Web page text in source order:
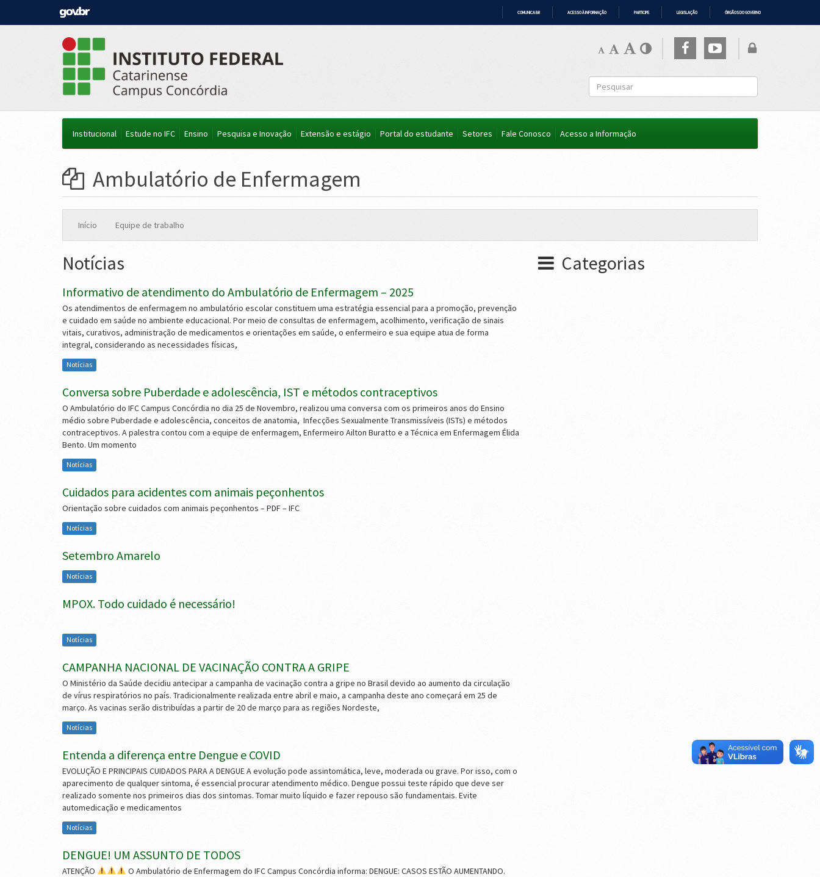
COMUNICA BR ACESSO À INFORMAÇÃO PARTICIPE LEGISLAÇÃO ÓRGÃOS DO GOVERNO
Institucional Estude no IFC Ensino Pesquisa e Inovação Extensão e estágio Portal do estudante Setores Fale Conosco Acesso a Informação
Ambulatório de Enfermagem
Início Equipe de trabalho
Notícias
Informativo de atendimento do Ambulatório de Enfermagem – 2025
Os atendimentos de enfermagem no ambulatório escolar constituem uma estratégia essencial para a promoção, prevenção
e cuidado em saúde no ambiente educacional. Por meio de consultas de enfermagem, acolhimento, verificação de sinais
vitais, curativos, administração de medicamentos e orientações em saúde, o enfermeiro e sua equipe atua de forma
integral, considerando as necessidades físicas,
Notícias
Conversa sobre Puberdade e adolescência, IST e métodos contraceptivos
O Ambulatório do IFC Campus Concórdia no dia 25 de Novembro, realizou uma conversa com os primeiros anos do Ensino
médio sobre Puberdade e adolescência, conceitos de anatomia, Infecções Sexualmente Transmissíveis (ISTs) e métodos
contraceptivos. A palestra contou com a equipe de enfermagem, Enfermeiro Ailton Buratto e a Técnica em Enfermagem Élida
Bento. Um momento
Notícias
Cuidados para acidentes com animais peçonhentos
Orientação sobre cuidados com animais peçonhentos – PDF – IFC
Notícias
Setembro Amarelo
Notícias
MPOX. Todo cuidado é necessário!
Notícias
CAMPANHA NACIONAL DE VACINAÇÃO CONTRA A GRIPE
O Ministério da Saúde decidiu antecipar a campanha de vacinação contra a gripe no Brasil devido ao aumento da circulação
de vírus respiratórios no país. Tradicionalmente realizada entre abril e maio, a campanha deste ano começará em 25 de
março. As vacinas serão distribuídas a partir de 20 de março para as regiões Nordeste,
Notícias
Entenda a diferença entre Dengue e COVID
EVOLUÇÃO E PRINCIPAIS CUIDADOS PARA A DENGUE A evolução pode assintomática, leve, moderada ou grave. Por isso, com o
aparecimento de qualquer sintoma, é essencial procurar atendimento médico. Dengue possui teste rápido que deve ser
realizado somente nos primeiros dias dos sintomas. Tomar muito líquido e fazer repouso são fundamentais. Evite
automedicação e medicamentos
Notícias
DENGUE! UM ASSUNTO DE TODOS
ATENÇÃO
O Ambulatório de Enfermagem do IFC Campus Concórdia informa: DENGUE: CASOS ESTÃO AUMENTANDO.
Categorias